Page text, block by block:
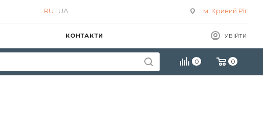
м. Кривий Ріг
RU | UA
УВІЙТИ
КОНТАКТИ
0 0